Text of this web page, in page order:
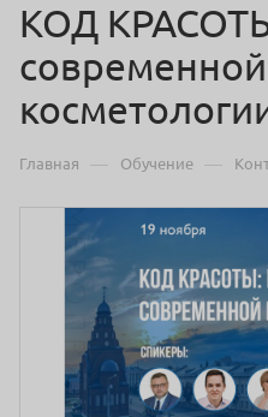
КОД
современной
Главная — Обучение —